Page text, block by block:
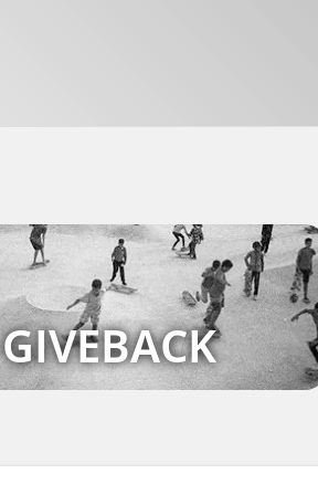
GIVEBACK